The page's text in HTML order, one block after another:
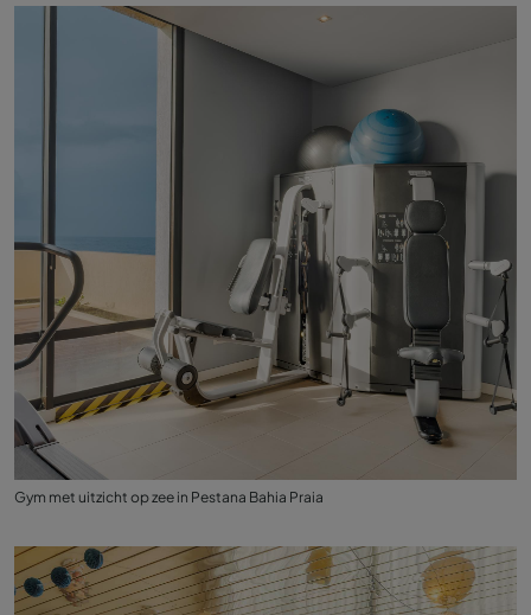
Gym met uitzicht op zee in Pestana Bahia Praia